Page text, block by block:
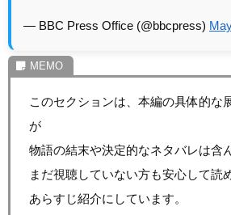
— BBC Press Office (@bbcpress)
このセクションは、本編の具体的な
が
物語の結末や決定的なネタバレは含
まだ視聴していない方も安心して読
あらすじ紹介にしています。